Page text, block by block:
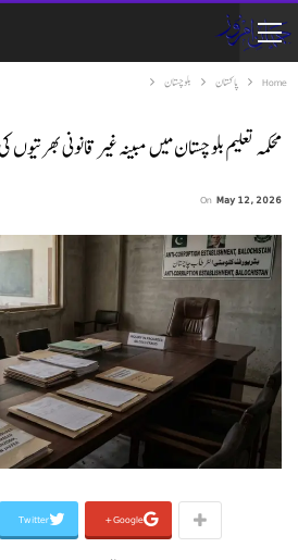
Home پاکستان بلوچستان
محکمہ تعلیم بلوچستان میں مبینہ غیر قانونی
On May 12, 2026
Twitter Google+